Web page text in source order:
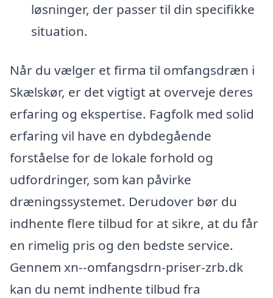
løsninger, der passer til din specifikke
situation.
Når du vælger et firma til omfangsdræn i
Skælskør, er det vigtigt at overveje deres
erfaring og ekspertise. Fagfolk med solid
erfaring vil have en dybdegående
forståelse for de lokale forhold og
udfordringer, som kan påvirke
dræningssystemet. Derudover bør du
indhente flere tilbud for at sikre, at du får
en rimelig pris og den bedste service.
Gennem xn--omfangsdrn-priser-zrb.dk
kan du nemt indhente tilbud fra